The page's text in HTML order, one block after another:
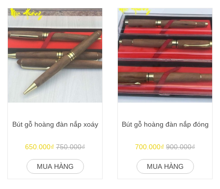
Bút gỗ hoàng đàn nắp xoáy
650.000₫ 750.000₫
MUA HÀNG
Bút gỗ hoàng đàn nắp đóng
700.000₫ 900.000₫
MUA HÀNG